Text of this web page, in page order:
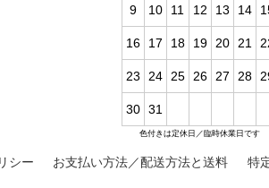
9 10 11 12 13 14
16 17 18 19 20 21
23 24 25 26 27 28
30 31
色付きは定休日／臨時休業日です
シー お支払い方法／配送方法と送料 特